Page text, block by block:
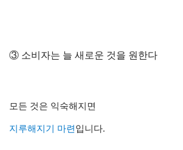
③ 소비자는 늘 새로운 것을 원한다
모든 것은 익숙해지면
지루해지기 마련입니다.